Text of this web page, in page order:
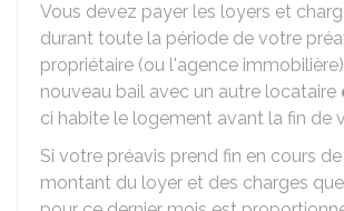
Vous devez payer les loyers et
durant toute la période de votre
propriétaire (ou l'agence
nouveau bail avec un autre locataire
ci habite le logement avant la fin de
Si votre préavis prend fin en cours
montant du loyer et des charges